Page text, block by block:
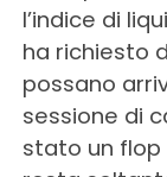
l’indice di
ha richiesto
possano
sessione di
stato un flop